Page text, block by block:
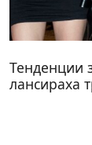
Тенденции
лансираха